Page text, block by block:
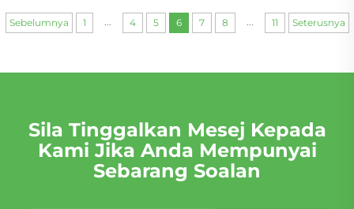
Sebelumnya 1 4 5 6 7 8 11 Seterusnya
Sila Tinggalkan Mesej Kepada
Kami Jika Anda Mempunyai
Sebarang Soalan